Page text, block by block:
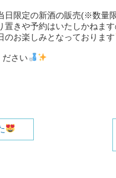
限定の新酒の販売(※数量
きや予約はいたしかねます
のお楽しみとなっております
ださい